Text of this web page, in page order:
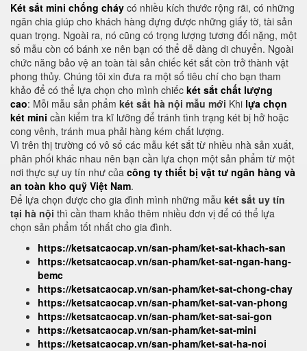
Két sắt mini chống cháy có nhiều kích thước rộng rãi, có những
ngăn chia giúp cho khách hàng đựng được những giấy tờ, tài sản
quan trọng. Ngoài ra, nó cũng có trọng lượng tương đối nặng, một
số mẫu còn có bánh xe nên bạn có thể dễ dàng di chuyển. Ngoài
chức năng bảo vệ an toàn tài sản chiếc két sắt còn trở thành vật
phong thủy. Chúng tôi xin đưa ra một số tiêu chí cho bạn tham
khảo để có thể lựa chọn cho mình chiếc két sắt chất lượng
cao: Mỗi mẫu sản phẩm két sắt hà nội mẫu mới Khi lựa chọn
két mini cần kiểm tra kĩ lưỡng để tránh tình trạng két bị hở hoặc
cong vênh, tránh mua phải hàng kém chất lượng.
Vì trên thị trường có vô số các mẫu két sắt từ nhiều nhà sản xuất,
phân phối khác nhau nên bạn cần lựa chọn một sản phẩm từ một
nơi thực sự uy tín như của công ty thiết bị vật tư ngân hàng và
an toàn kho quỹ Việt Nam.
Để lựa chọn được cho gia đình mình những mẫu két sắt uy tín
tại hà nội thì cần tham khảo thêm nhiều đơn vị để có thể lựa
chọn sản phẩm tốt nhất cho gia đình.
https://ketsatcaocap.vn/san-pham/ket-sat-khach-san
https://ketsatcaocap.vn/san-pham/ket-sat-ngan-hang-
bemc
https://ketsatcaocap.vn/san-pham/ket-sat-chong-chay
https://ketsatcaocap.vn/san-pham/ket-sat-van-phong
https://ketsatcaocap.vn/san-pham/ket-sat-sai-gon
https://ketsatcaocap.vn/san-pham/ket-sat-mini
https://ketsatcaocap.vn/san-pham/ket-sat-ha-noi